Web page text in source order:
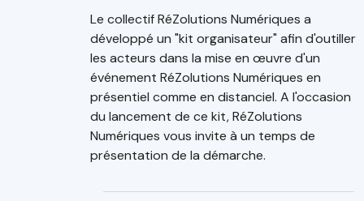
Le collectif RéZolutions Numériques a
développé un "kit organisateur" afin d'outiller
les acteurs dans la mise en œuvre d'un
événement RéZolutions Numériques en
présentiel comme en distanciel. A l'occasion
du lancement de ce kit, RéZolutions
Numériques vous invite à un temps de
présentation de la démarche.